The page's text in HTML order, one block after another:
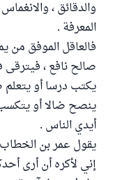
والدقائق ،
المعرفة .
فالعاقل الموفق من
صالح نافع ، فيترقى
يكتب درسا أو يتعلم
ينصح ضالا أو
أيدي الناس .
يقول عمر بن
إني لأكره أن أرى